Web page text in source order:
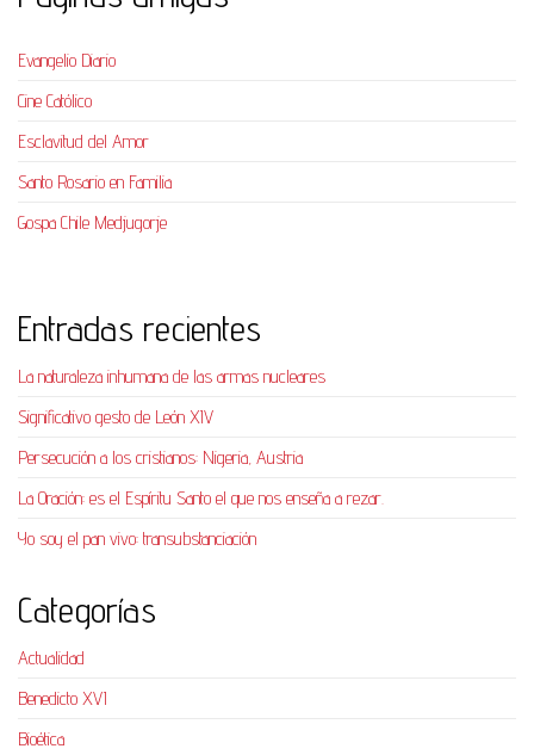
Evangelio Diario
Cine Católico
Esclavitud del Amor
Santo Rosario en Familia
Gospa Chile Medjugorje
Entradas recientes
La naturaleza inhumana de las armas nucleares
Significativo gesto de León XIV
Persecución a los cristianos: Nigeria, Austria
La Oración: es el Espíritu Santo el que nos enseña a rezar.
Yo soy el pan vivo: transubstanciación
Categorías
Actualidad
Benedicto XVI
Bioética